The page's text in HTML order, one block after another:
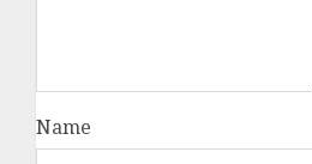
Name